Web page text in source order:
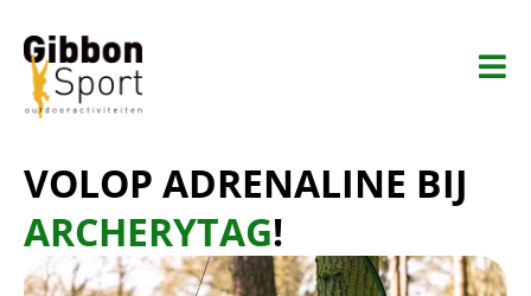
VOLOP ADRENALINE BIJ
ARCHERYTAG!